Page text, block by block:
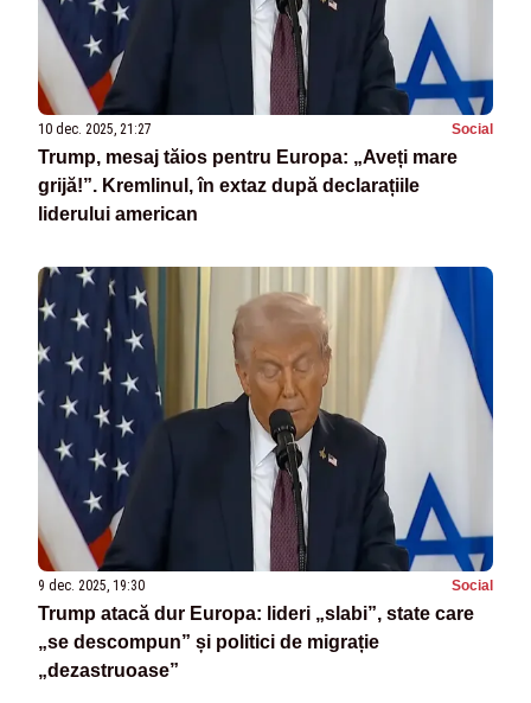
10 dec. 2025, 21:27 Social
Trump, mesaj tăios pentru Europa: „Aveți mare
grijă!”. Kremlinul, în extaz după declarațiile
liderului american
9 dec. 2025, 19:30 Social
Trump atacă dur Europa: lideri „slabi”, state care
„se descompun” și politici de migrație
„dezastruoase”